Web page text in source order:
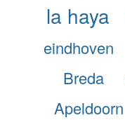
la haya
eindhoven
Breda
Apeldoorn